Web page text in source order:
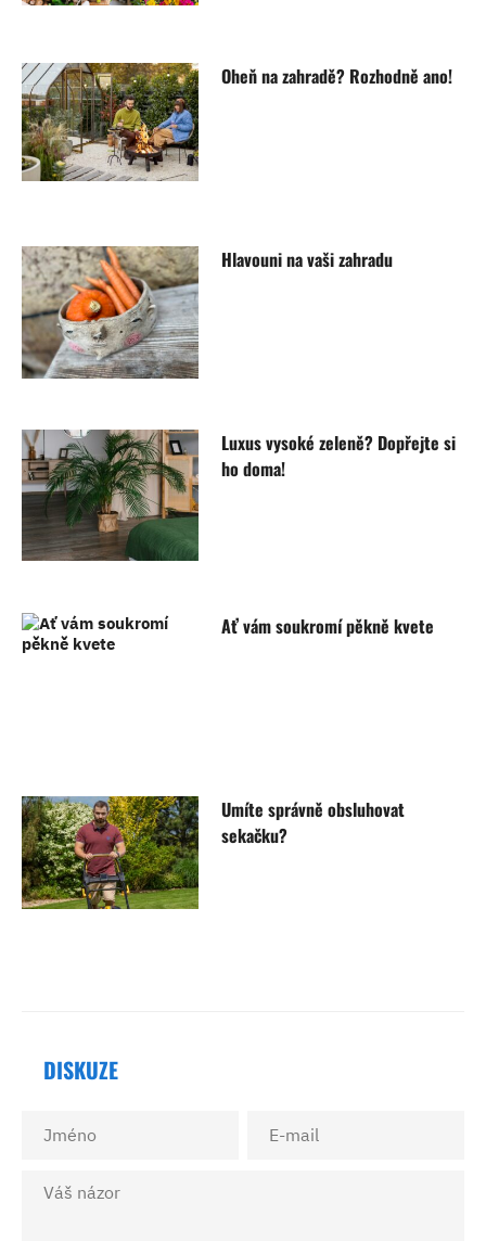
Oheň na zahradě? Rozhodně ano!
Hlavouni na vaši zahradu
Luxus vysoké zeleně? Dopřejte si
ho doma!
Ať vám soukromí pěkně kvete
Umíte správně obsluhovat
sekačku?
DISKUZE